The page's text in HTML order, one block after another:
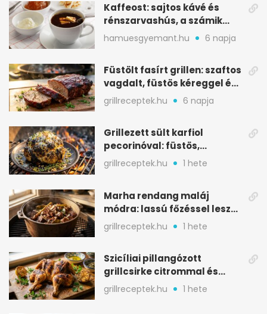
Kaffeost: sajtos kávé és
rénszarvashús, a számik
melegítő itala
hamuesgyemant.hu 6 napja
Füstölt fasírt grillen: szaftos
vagdalt, füstös kéreggel és
BBQ mázzal
grillreceptek.hu 6 napja
Grillezett sült karfiol
pecorinóval: füstös,
karamellizált nyári kedvenc
grillreceptek.hu 1 hete
Marha rendang maláj
módra: lassú főzéssel lesz
igazán szaftos
grillreceptek.hu 1 hete
Szicíliai pillangózott
grillcsirke citrommal és
oregánóval
grillreceptek.hu 1 hete